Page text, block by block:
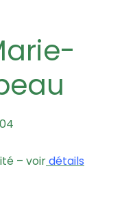
– voirdétails